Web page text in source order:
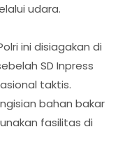
udara.
ini disiagakan di
SD Inpress
taktis.
bahan bakar
fasilitas di